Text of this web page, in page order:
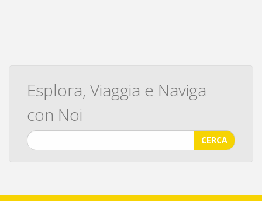
Esplora, Viaggia e Naviga
con Noi
CERCA